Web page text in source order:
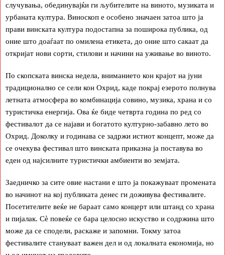
случувања, обединувајќи ги љубителите на виното, музиката и
урбаната култура. Виноскоп е особено значаен затоа што ја
прави винската култура подостапна за поширока публика, од
оние што доаѓаат по омилена етикета, до оние што сакаат да
откријат нови сорти, стилови и начини на уживање во виното.
По скопската винска недела, вниманието кон крајот на јуни
традиционално се сели кон Охрид, каде покрај езерото полнува
летната атмосфера во комбинација совино, музика, храна и со
туристичка енергија. Ова ќе биде четврта година по ред со
фестивалот да се најави и богатото културно-забавно лето во
Охрид. Доколку и годинава се задржи истиот концепт, може да
се очекува фестивал што винската приказна ја поставува во
еден од најсилните туристички амбиенти во земјата.
Заедничко за сите овие настани е што ја покажуваат промената
во начинот на кој публиката денес ги доживува фестивалите.
Посетителите веќе не бараат само концерт или штанд со храна
и пијалак. Сè повеќе се бара целосно искуство и содржина што
може да се сподели, раскаже и запомни. Токму затоа
фестивалите стануваат важен дел и од локалната економија, но